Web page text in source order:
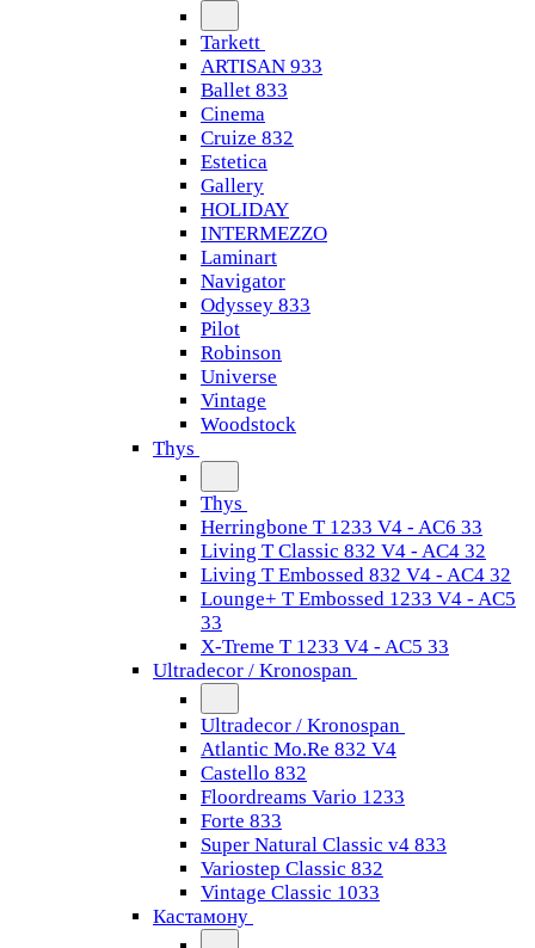
Tarkett
ARTISAN 933
Ballet 833
Cinema
Cruize 832
Estetica
Gallery
HOLIDAY
INTERMEZZO
Laminart
Navigator
Odyssey 833
Pilot
Robinson
Universe
Vintage
Woodstock
Thys
Thys
Herringbone T 1233 V4 - AC6 33
Living T Classic 832 V4 - AC4 32
Living T Embossed 832 V4 - AC4 32
Lounge+ T Embossed 1233 V4 - AC5
33
X-Treme T 1233 V4 - AC5 33
Ultradecor / Kronospan
Ultradecor / Kronospan
Atlantic Mo.Re 832 V4
Castello 832
Floordreams Vario 1233
Forte 833
Super Natural Classic v4 833
Variostep Classic 832
Vintage Classic 1033
Кастамону